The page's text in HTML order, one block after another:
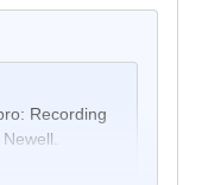
Recording